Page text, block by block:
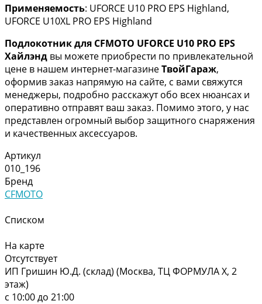
Применяемость: UFORCE U10 PRO EPS Highland,
UFORCE U10XL PRO EPS Highland
Подлокотник для CFMOTO UFORCE U10 PRO EPS
Хайлэнд вы можете приобрести по привлекательной
цене в нашем интернет-магазинеТвойГараж,
оформив заказ напрямую на сайте, с вами свяжутся
менеджеры, подробно расскажут обо всех нюансах и
оперативно отправят ваш заказ. Помимо этого, у нас
представлен огромный выбор защитного снаряжения
и качественных аксессуаров.
Артикул
010_196
Бренд
CFMOTO
Списком
На карте
Отсутствует
ИП Гришин Ю.Д. (склад) (Москва, ТЦ ФОРМУЛА Х, 2
этаж)
с 10:00 до 21:00